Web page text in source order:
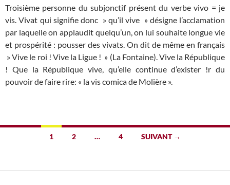
Troisième personne du subjonctif présent du verbe vivo = je
vis. Vivat qui signifie donc » qu’il vive » désigne l’acclamation
par laquelle on applaudit quelqu’un, on lui souhaite longue vie
et prospérité : pousser des vivats. On dit de même en français
» Vive le roi ! Vive la Ligue ! » (La Fontaine). Vive la République
! Que la République vive, qu’elle continue d’exister !r du
pouvoir de faire rire: « la vis comica de Molière ».
Navigation
articles
1 2 … 4 SUIVANT →